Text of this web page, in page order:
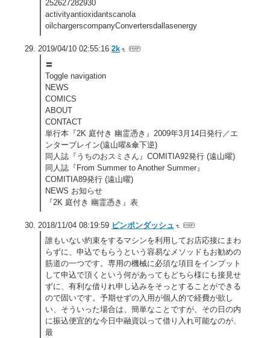
252627282930
activityantioxidantscanola
oilchargerscompanyConvertersdallasenergy
2019/04/10 02:55:16 2k
〓
Toggle navigation
NEWS
COMICS
ABOUT
CONTACT
単行本『2K 庭付き 幽霊憑き』2009年3月14日発行／エ
ンターブレイン(遠山曜&傘下逆)
同人誌『うちのおスミさん』COMITIA92発行 (遠山曜)
同人誌『From Summer to Another Summer』
COMITIA89発行 (遠山曜)
NEWS お知らせ
『2K 庭付き 幽霊憑き』表
2018/11/04 08:19:59 ピンポンダッシュ
誰もいない約束をするマシンを利用してお店応接にまわ
らずに、申込でもらうという容易なメソッドもお勧めの
筋道の一つです。専用の機械に必須な項目をインプット
して申込で頂くという何があってもどちら様にも接見せ
ずに、有利な借りれ申し込みをそっとすることができる
ので固いです。予期せずの入用が個人的で経費が欲し
い、そういった場合は、簡単なことですが、その日の内
に振込便宜的な今日中融資以って借り入れ可能なのが、
最